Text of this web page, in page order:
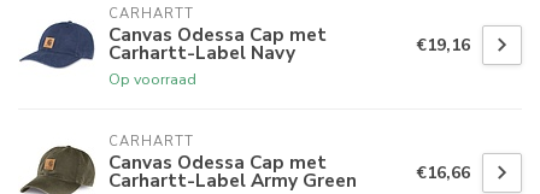
CARHARTT
Canvas Odessa Cap met
Carhartt-Label Navy
Op voorraad
€19,16
CARHARTT
Canvas Odessa Cap met
Carhartt-Label Army Green €16,66